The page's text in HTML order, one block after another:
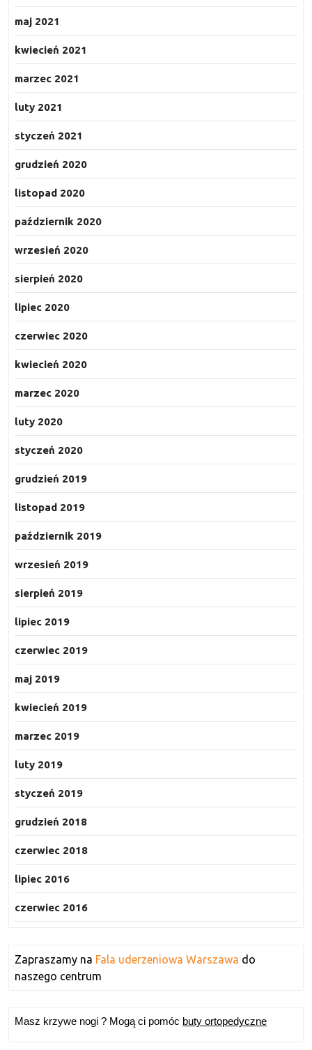
maj 2021
kwiecień 2021
marzec 2021
luty 2021
styczeń 2021
grudzień 2020
listopad 2020
październik 2020
wrzesień 2020
sierpień 2020
lipiec 2020
czerwiec 2020
kwiecień 2020
marzec 2020
luty 2020
styczeń 2020
grudzień 2019
listopad 2019
październik 2019
wrzesień 2019
sierpień 2019
lipiec 2019
czerwiec 2019
maj 2019
kwiecień 2019
marzec 2019
luty 2019
styczeń 2019
grudzień 2018
czerwiec 2018
lipiec 2016
czerwiec 2016
Zapraszamy na Fala uderzeniowa Warszawa do
naszego centrum
Masz krzywe nogi ? Mogą ci pomóc buty ortopedyczne